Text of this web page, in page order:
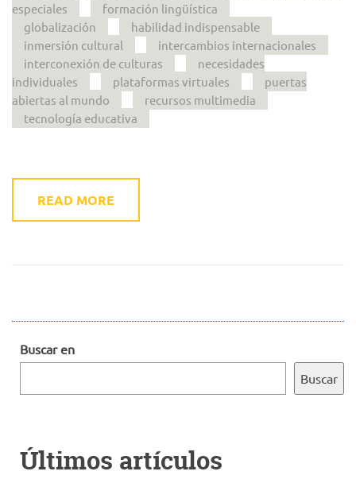
especiales
formación lingüística
globalización
habilidad indispensable
inmersión cultural
intercambios internacionales
interconexión de culturas
necesidades
individuales
plataformas virtuales
puertas
abiertas al mundo
recursos multimedia
tecnología educativa
READ MORE
Buscar en
Buscar
Últimos artículos